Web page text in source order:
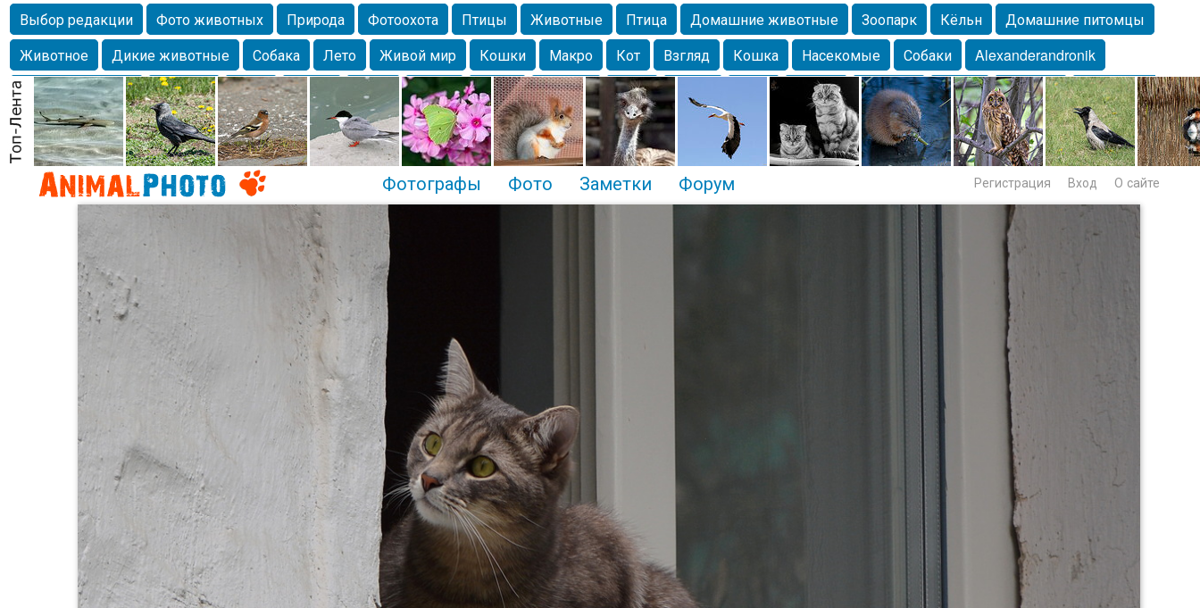
Выбор редакции Фото животных Природа Фотоохота Птицы Животные Птица Домашние животные Зоопарк Кёльн
Домашние питомцы
Животное
Дикие животные Собака Лето Живой мир Кошки Макро Кот Взгляд Кошка Насекомые Собаки
Alexanderandronik
Млекопитающие
Красота Фото Озеро Глаза Крым Весна Москва Парк Белка Морда Собачка Осень Портрет
Домашние
любимцы
Волгоград Лебедь Город Бабочка Чайка Лес Утки Николаев Насекомое Коты Lebert Дикие птицы Утка Самара
Лебеди
Спаниель
Фотографы Фото Заметки Форум Регистрация Вход О сайте